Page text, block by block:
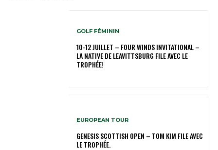
GOLF FÉMININ
10-12 JUILLET – FOUR WINDS INVITATIONAL –
LA NATIVE DE LEAVITTSBURG FILE AVEC LE
TROPHÉE!
EUROPEAN TOUR
GENESIS SCOTTISH OPEN – TOM KIM FILE AVEC
LE TROPHÉE.